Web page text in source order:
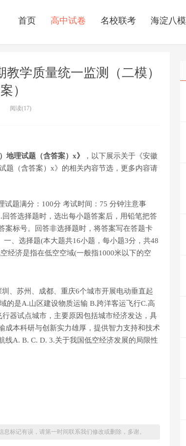
首页 高中试卷 名校联考 海淀八模
学质量统一监测（二模）
）
阅读(17)
地理试题（含答案）x》
，以下展示关于《安徽
题（含答案）x》的相关内容节选，更多内容请
试题满分：100分 考试时间：75 分钟注意事
答选择题时，选出每小题答案后，用铅笔把答
案标号。回答非选择题时，将答案写在答题卡
、选择题(本大题共16小题，每小题3分，共48
经济是指在低空空域(一般指1000米以下的空
、苏州、成都、重庆6个城市开展电动垂直起
的是A.山区建设物质运输 B.跨洋客运飞行C.高
器试点城市，主要原因包括城市经济发达，具
成本科研与创新实力雄厚，提供智力支持和技术
A. B. C. D. 3.关于我国低空经济发展的局限性
。7.王封监测站地下水位变化及主要原因叙述
带山地在较低海拔也出现了类似的林线景观，
标记有误，请第一时间联系我们修改或删除，多谢。